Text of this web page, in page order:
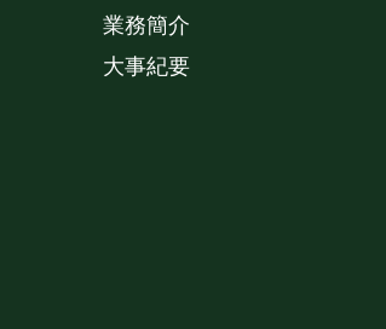
業務簡介
大事紀要